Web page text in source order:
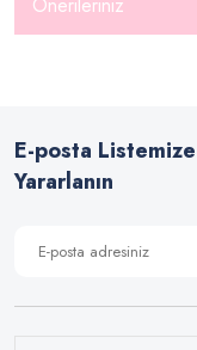
E-posta
Yararlanın